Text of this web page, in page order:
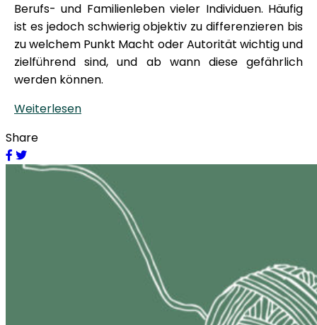
Berufs- und Familienleben vieler Individuen. Häufig
ist es jedoch schwierig objektiv zu differenzieren bis
zu welchem Punkt Macht oder Autorität wichtig und
zielführend sind, und ab wann diese gefährlich
werden können.
Weiterlesen
Share